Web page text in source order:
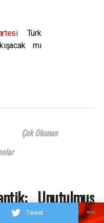
Tweet
Türk
mı
Çok Okunan
Unutulmuş